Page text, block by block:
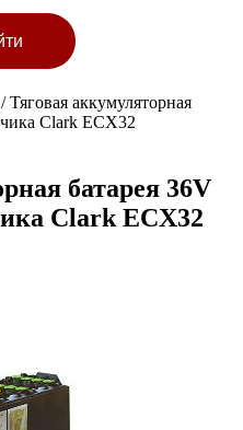
/Тяговая аккумуляторная
Clark ECX32
батарея 36V
Clark ECX32